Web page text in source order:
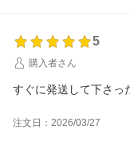
5
購入者さん
すぐに発送して下さっ
注文日：2026/03/27